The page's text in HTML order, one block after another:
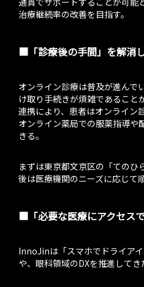
治療継続率の改善を目指す。
■「診療後の手間」を解消
オンライン診療は普及が進んで
け取り手続きが煩雑であること
連携により、患者はオンライン
オンライン薬局での服薬指導や
きる。
まずは東京都文京区の「てのひ
後は医療機関のニーズに応じて
■「必要な医療にアクセス
InnoJinは「スマホでドライア
や、眼科領域のDXを推進してき